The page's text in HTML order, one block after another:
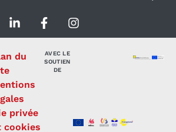
AVEC LE
SOUTIEN
DE
du
privée
cookies